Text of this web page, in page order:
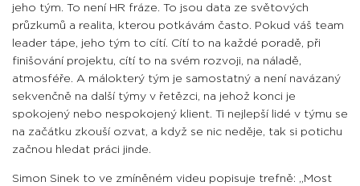
jeho tým. To není HR fráze. To jsou data ze světových
průzkumů a realita, kterou potkávám často. Pokud váš team
leader tápe, jeho tým to cítí. Cítí to na každé poradě, při
finišování projektu, cítí to na svém rozvoji, na náladě,
atmosféře. A málokterý tým je samostatný a není navázaný
sekvenčně na další týmy v řetězci, na jehož konci je
spokojený nebo nespokojený klient. Ti nejlepší lidé v týmu se
na začátku zkouší ozvat, a když se nic neděje, tak si potichu
začnou hledat práci jinde.
Simon Sinek to ve zmíněném videu popisuje trefně: „Most